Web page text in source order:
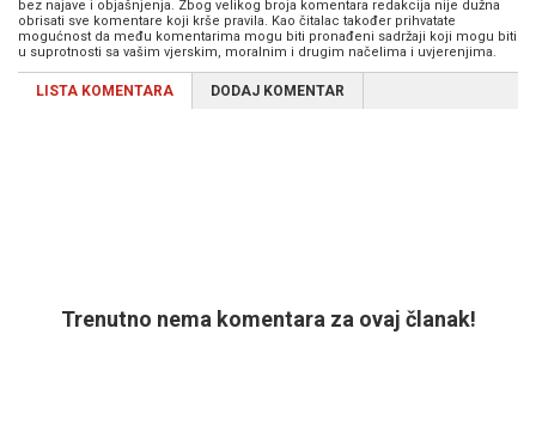
bez najave i objašnjenja. Zbog velikog broja komentara redakcija nije dužna
obrisati sve komentare koji krše pravila. Kao čitalac također prihvatate
mogućnost da među komentarima mogu biti pronađeni sadržaji koji mogu biti
u suprotnosti sa vašim vjerskim, moralnim i drugim načelima i uvjerenjima.
LISTA KOMENTARA DODAJ KOMENTAR
Trenutno nema komentara za ovaj članak!